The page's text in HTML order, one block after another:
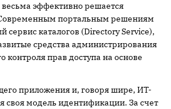
эффективно решается
портальным решениям
сервис каталогов (Directory Service),
средства администрирования
контроля прав доступа на основе
приложения и, говоря шире, ИТ-
своя модель идентификации. За счет